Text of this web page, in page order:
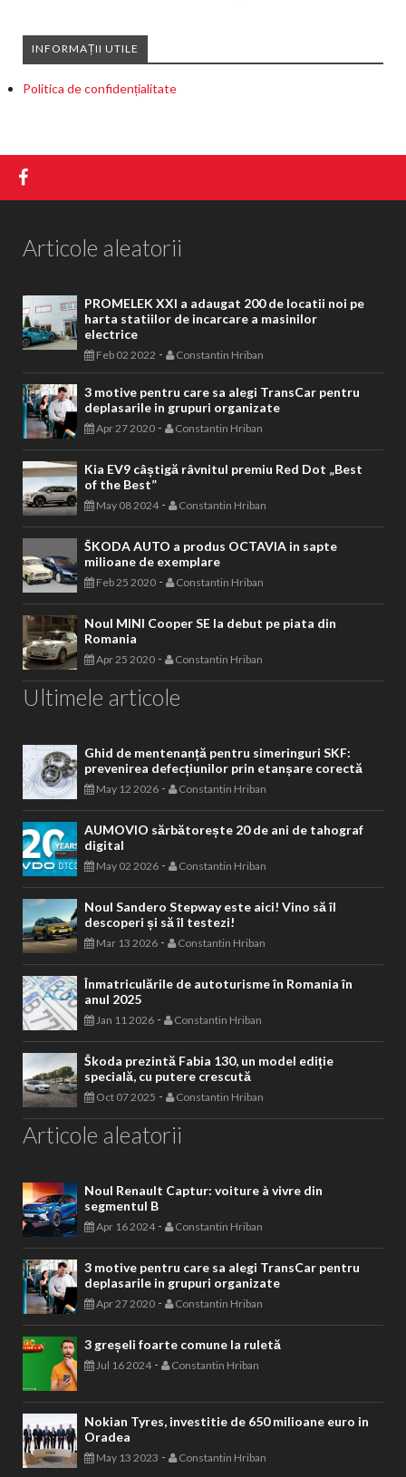
INFORMAȚII UTILE
Politica de confidențialitate
Articole aleatorii
PROMELEK XXI a adaugat 200 de locatii noi pe
harta statiilor de incarcare a masinilor
electrice
Feb 02 2022 - Constantin Hriban
3 motive pentru care sa alegi TransCar pentru
deplasarile in grupuri organizate
Apr 27 2020 - Constantin Hriban
Kia EV9 câștigă râvnitul premiu Red Dot „Best
of the Best”
May 08 2024- Constantin Hriban
ŠKODA AUTO a produs OCTAVIA in sapte
milioane de exemplare
Feb 25 2020 - Constantin Hriban
Noul MINI Cooper SE la debut pe piata din
Romania
Apr 25 2020 - Constantin Hriban
Ultimele articole
Ghid de mentenanță pentru simeringuri SKF:
prevenirea defecțiunilor prin etanșare corectă
May 12 2026 - Constantin Hriban
AUMOVIO sărbătorește 20 de ani de tahograf
digital
May 02 2026 - Constantin Hriban
Noul Sandero Stepway este aici! Vino să îl
descoperi și să îl testezi!
Mar 13 2026 - Constantin Hriban
Înmatriculările de autoturisme în Romania în
anul 2025
Jan 11 2026 - Constantin Hriban
Škoda prezintă Fabia 130, un model ediție
specială, cu putere crescută
Oct 07 2025 - Constantin Hriban
Articole aleatorii
Noul Renault Captur: voiture à vivre din
segmentul B
Apr 16 2024- Constantin Hriban
3 motive pentru care sa alegi TransCar pentru
deplasarile in grupuri organizate
Apr 27 2020 - Constantin Hriban
3 greșeli foarte comune la ruletă
Jul 16 2024- Constantin Hriban
Nokian Tyres, investitie de 650 milioane euro in
Oradea
May 13 2023 - Constantin Hriban